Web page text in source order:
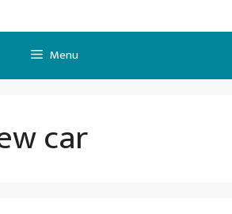
Menu
car